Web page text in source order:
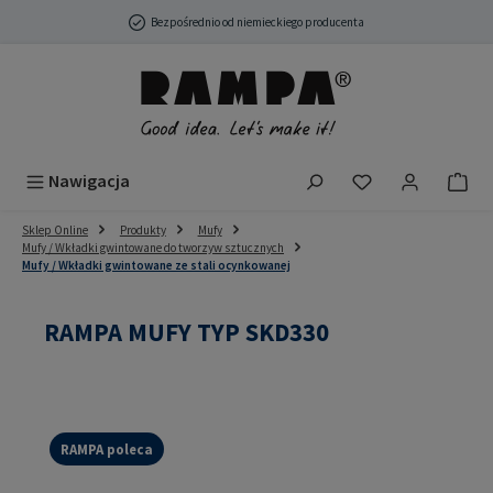
Przejdź do głównej zawartościBezpośrednio od niemieckiego producenta
Nawigacja Masz 0
Sklep Online Produkty
Mufy
Mufy / Wkładki gwintowane do tworzyw sztucznych
Mufy / Wkładki gwintowane ze stali ocynkowanej
RAMPA MUFY TYP SKD330
RAMPA poleca